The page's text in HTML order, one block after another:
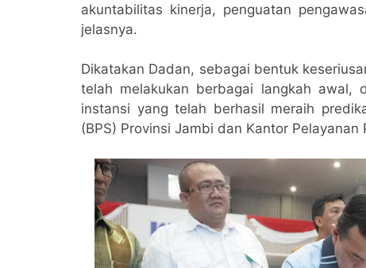
akuntabilitas kinerja, penguatan
jelasnya.
Dikatakan Dadan, sebagai bentuk
telah melakukan berbagai langkah awal,
instansi yang telah berhasil meraih
(BPS) Provinsi Jambi dan Kantor